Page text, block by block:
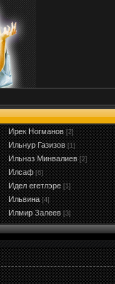
Ирек Ногманов [2]
Ильнур Газизов [1]
Ильназ Минвалиев [2]
Илсаф [6]
Идел егетлэре [1]
Ильвина [4]
Илмир Залеев [3]